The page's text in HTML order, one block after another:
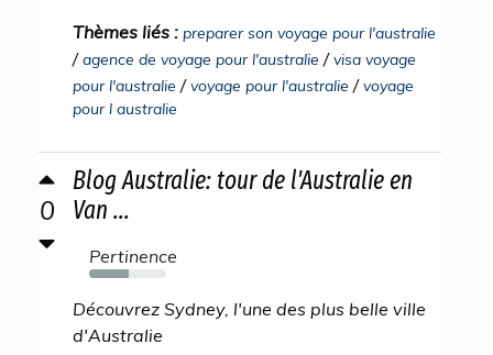
Thèmes liés : preparer son voyage pour l'australie
/agence de voyage pour l'australie /visa voyage
pour l'australie /voyage pour l'australie /voyage
pour l australie
0
Blog Australie: tour de l'Australie en
Van ...
Pertinence
52%
Découvrez Sydney, l'une des plus belle ville
d'Australie